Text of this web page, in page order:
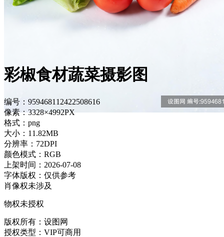
彩椒食材蔬菜摄影图
编号：959468112422508616
像素：3328×4992PX
格式：png
大小：11.82MB
分辨率：72DPI
颜色模式：RGB
上架时间：2026-07-08
字体版权：仅供参考
肖像权未涉及
物权未授权
版权所有：设图网
授权类型：VIP可商用